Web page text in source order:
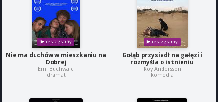
Nie ma duchów w mieszkaniu na
Dobrej
Emi Buchwald
dramat
Gołąb przysiadł na gałęzi i
rozmyśla o istnieniu
Roy Andersson
komedia